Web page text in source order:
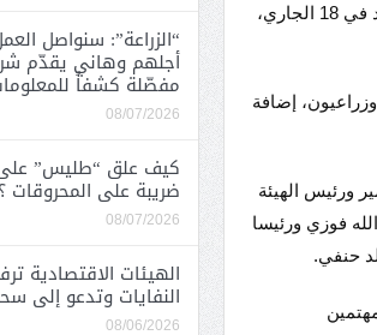
يشارك وفد اقتصادي لبناني كبير في “ملتقى الأعمال المصري-اللبناني” الذي سينعقد في دورته السادسة بعد ظهر الأحد في 18 الجاري،
إضافة
ورئيس الهيئة
فوزي ورئيسا
حنفي.
“الزراعة”: سنواصل
أجلهم وهاني يقدّم
مفصّلة كشفاً
08/07/2026
كيف علق “طليس”
ضريبة على المحروقات ؟
08/07/2026
الهيئات الاقتصادية
النفايات وتدعو إلى
08/06/2026